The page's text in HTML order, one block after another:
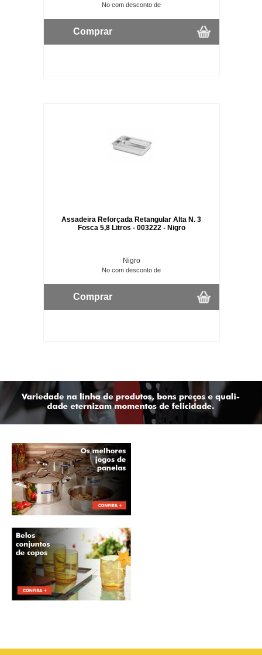
No com desconto de
Comprar
Assadeira Reforçada Retangular Alta N. 3
Fosca 5,8 Litros - 003222 - Nigro
Nigro
No com desconto de
Comprar